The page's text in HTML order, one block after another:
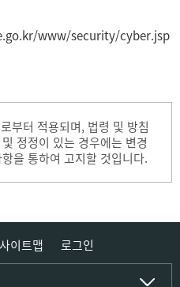
www/security/cyber.jsp
부터 적용되며, 법령 및 방침
정정이 있는 경우에는 변경
을 통하여 고지할 것입니다.
사이트맵 로그인